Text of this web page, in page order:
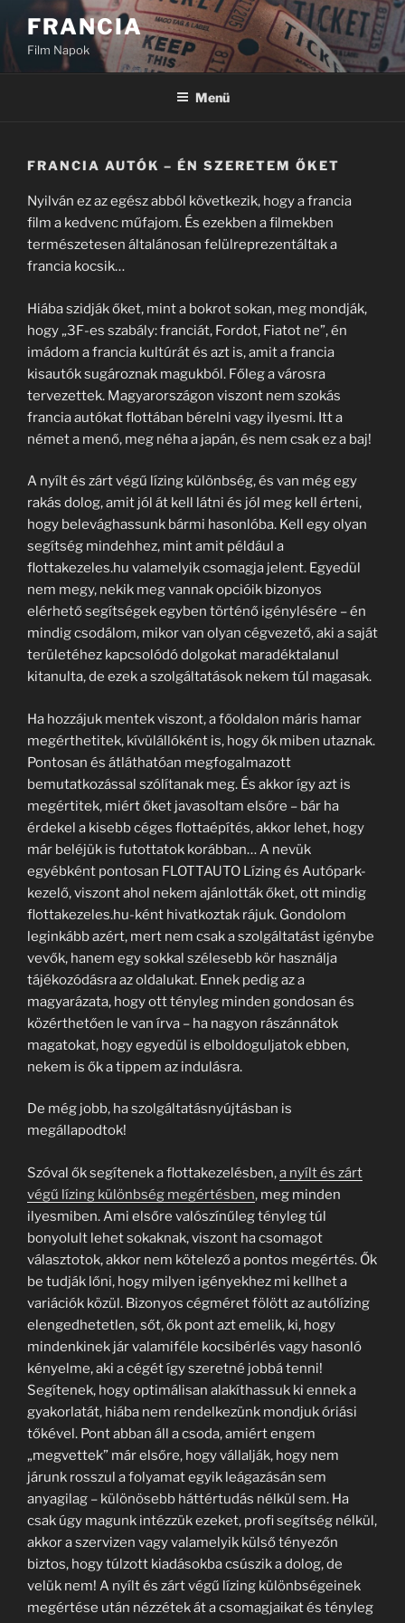
Tartalomhoz
FRANCIA
Film Napok
Menü
FRANCIA AUTÓK – ÉN SZERETEM ŐKET
Nyilván ez az egész abból következik, hogy a francia
film a kedvenc műfajom. És ezekben a filmekben
természetesen általánosan felülreprezentáltak a
francia kocsik…
Hiába szidják őket, mint a bokrot sokan, meg mondják,
hogy „3F-es szabály: franciát, Fordot, Fiatot ne”, én
imádom a francia kultúrát és azt is, amit a francia
kisautók sugároznak magukból. Főleg a városra
tervezettek. Magyarországon viszont nem szokás
francia autókat flottában bérelni vagy ilyesmi. Itt a
német a menő, meg néha a japán, és nem csak ez a baj!
A nyílt és zárt végű lízing különbség, és van még egy
rakás dolog, amit jól át kell látni és jól meg kell érteni,
hogy belevághassunk bármi hasonlóba. Kell egy olyan
segítség mindehhez, mint amit például a
flottakezeles.hu valamelyik csomagja jelent. Egyedül
nem megy, nekik meg vannak opcióik bizonyos
elérhető segítségek egyben történő igénylésére – én
mindig csodálom, mikor van olyan cégvezető, aki a saját
területéhez kapcsolódó dolgokat maradéktalanul
kitanulta, de ezek a szolgáltatások nekem túl magasak.
Ha hozzájuk mentek viszont, a főoldalon máris hamar
megérthetitek, kívülállóként is, hogy ők miben utaznak.
Pontosan és átláthatóan megfogalmazott
bemutatkozással szólítanak meg. És akkor így azt is
megértitek, miért őket javasoltam elsőre – bár ha
érdekel a kisebb céges flottaépítés, akkor lehet, hogy
már beléjük is futottatok korábban… A nevük
egyébként pontosan FLOTTAUTO Lízing és Autópark-
kezelő, viszont ahol nekem ajánlották őket, ott mindig
flottakezeles.hu-ként hivatkoztak rájuk. Gondolom
leginkább azért, mert nem csak a szolgáltatást igénybe
vevők, hanem egy sokkal szélesebb kör használja
tájékozódásra az oldalukat. Ennek pedig az a
magyarázata, hogy ott tényleg minden gondosan és
közérthetően le van írva – ha nagyon rászánnátok
magatokat, hogy egyedül is elboldoguljatok ebben,
nekem is ők a tippem az indulásra.
De még jobb, ha szolgáltatásnyújtásban is
megállapodtok!
Szóval ők segítenek a flottakezelésben,a nyílt és zárt
végű lízing különbség megértésben, meg minden
ilyesmiben. Ami elsőre valószínűleg tényleg túl
bonyolult lehet sokaknak, viszont ha csomagot
választotok, akkor nem kötelező a pontos megértés. Ők
be tudják lőni, hogy milyen igényekhez mi kellhet a
variációk közül. Bizonyos cégméret fölött az autólízing
elengedhetetlen, sőt, ők pont azt emelik, ki, hogy
mindenkinek jár valamiféle kocsibérlés vagy hasonló
kényelme, aki a cégét így szeretné jobbá tenni!
Segítenek, hogy optimálisan alakíthassuk ki ennek a
gyakorlatát, hiába nem rendelkezünk mondjuk óriási
tőkével. Pont abban áll a csoda, amiért engem
„megvettek” már elsőre, hogy vállalják, hogy nem
járunk rosszul a folyamat egyik leágazásán sem
anyagilag – különösebb háttértudás nélkül sem. Ha
csak úgy magunk intézzük ezeket, profi segítség nélkül,
akkor a szervizen vagy valamelyik külső tényezőn
biztos, hogy túlzott kiadásokba csúszik a dolog, de
velük nem! A nyílt és zárt végű lízing különbségeinek
megértése után nézzétek át a csomagjaikat és tényleg